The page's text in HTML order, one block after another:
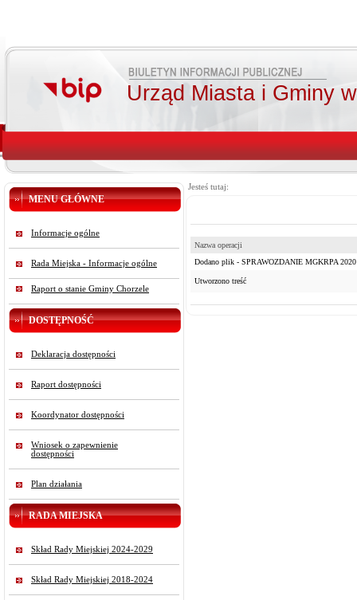
Urząd Miasta i Gminy
MENU GŁÓWNE
Informacje ogólne
Rada Miejska - Informacje ogólne
Raport o stanie Gminy Chorzele
DOSTĘPNOŚĆ
Deklaracja dostępności
Raport dostępności
Koordynator dostępności
Wniosek o zapewnienie
dostępności
Plan działania
RADA MIEJSKA
Skład Rady Miejskiej 2024-2029
Skład Rady Miejskiej 2018-2024
Jesteś tutaj:
Nazwa operacji
Dodano plik - SPRAWOZDANIE MGKRPA
Utworzono treść